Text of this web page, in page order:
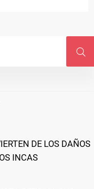
DE LOS DAÑOS
INCAS